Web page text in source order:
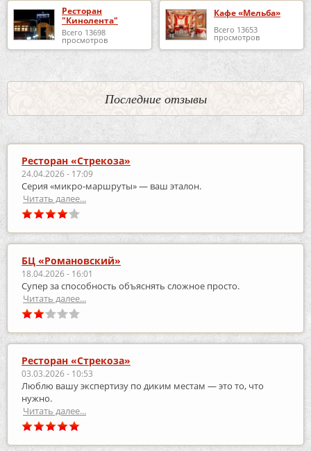
Ресторан
"Кинолента"
Всего 13698
просмотров
Кафе «Мельба»
Всего 13653
просмотров
Последние отзывы
Ресторан «Стрекоза»
24.04.2026 - 17:09
Серия «микро‑маршруты» — ваш эталон.
Читать далее...
БЦ «Романовский»
18.04.2026 - 16:01
Супер за способность объяснять сложное просто.
Читать далее...
Ресторан «Стрекоза»
03.03.2026 - 10:53
Люблю вашу экспертизу по диким местам — это то, что
нужно.
Читать далее...